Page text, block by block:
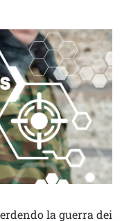
la guerra dei